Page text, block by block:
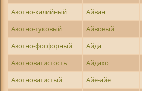
Азотно-калийный Айван
Азотно-туковый
Айвовый
Азотно-фосфорный
Айда
Азотноватистость
Айдахо
Азотноватистый
Айе-айе